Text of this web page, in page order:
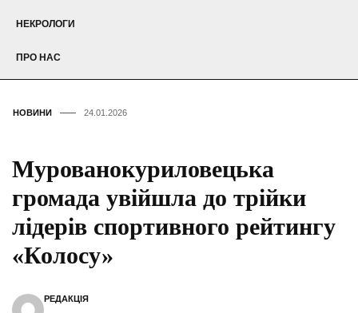
НЕКРОЛОГИ
ПРО НАС
НОВИНИ 24.01.2026
Мурованокуриловецька
громада увійшла до трійки
лідерів спортивного рейтингу
«Колосу»
РЕДАКЦІЯ